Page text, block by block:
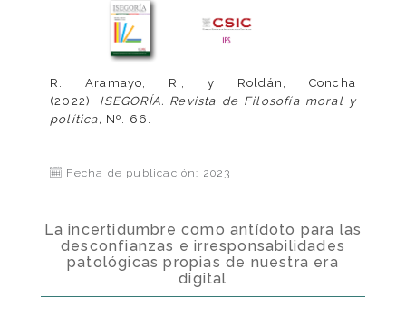
R. Aramayo, R., y Roldán, Concha
(2022). ISEGORÍA. Revista de Filosofía moral y
política, Nº. 66.
Fecha de publicación: 2023
La incertidumbre como antídoto para las
desconfianzas e irresponsabilidades
patológicas propias de nuestra era
digital